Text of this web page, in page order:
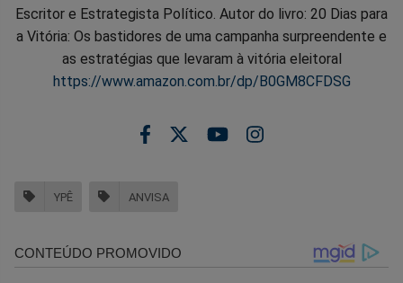
Escritor e Estrategista Político. Autor do livro: 20 Dias para
a Vitória: Os bastidores de uma campanha surpreendente e
as estratégias que levaram à vitória eleitoral
https://www.amazon.com.br/dp/B0GM8CFDSG
YPÊ ANVISA